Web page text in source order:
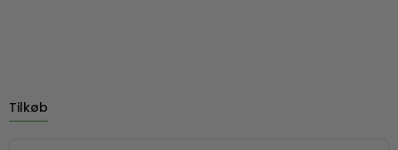
Tilkøb